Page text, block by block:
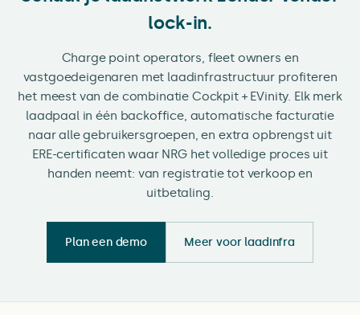
lock-in.
Charge point operators, fleet owners en
vastgoedeigenaren met laadinfrastructuur profiteren
het meest van de combinatie Cockpit + EVinity. Elk merk
laadpaal in één backoffice, automatische facturatie
naar alle gebruikersgroepen, en extra opbrengst uit
ERE-certificaten waar NRG het volledige proces uit
handen neemt: van registratie tot verkoop en
uitbetaling.
Plan een demo Meer voor laadinfra